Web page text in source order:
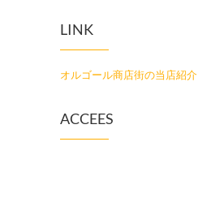
LINK
オルゴール商店街の当店紹介
ACCEES